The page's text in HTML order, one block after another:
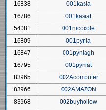
16838
001kasia
16786
001kasiat
54081
001nicocole
16809
001pynia
16847
001pyniagh
16795
001pyniat
83965
002Acomputer
83966
002AMAZON
83968
002buyhollow